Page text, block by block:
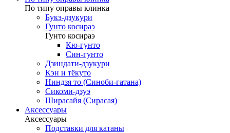
По типу оправы клинка
Букэ-дзукури
Гунто косираэ
Гунто косираэ
Кю-гунто
Син-гунто
Дзиндати-дзукури
Кэн и тёкуто
Ниндзя то (Синоби-гатана)
Сикоми-дзуэ
Ширасайя (Сирасая)
Аксессуары
Аксессуары
Подставки для катаны